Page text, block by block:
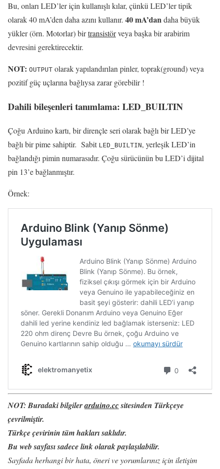
Bu, onları LED’ler için kullanışlı kılar, çünkü LED’ler tipik
olarak 40 mA’den daha azını kullanır. 40 mA’dandaha büyük
yükler (örn. Motorlar) birtransistörveya başka bir arabirim
devresini gerektirecektir.
NOT: OUTPUT olarak yapılandırılan pinler, toprak(ground) veya
pozitif güç uçlarına bağlıysa zarar görebilir !
Dahili bileşenleri tanımlama: LED_BUILTIN
Çoğu Arduino kartı, bir dirençle seri olarak bağlı bir LED’ye
bağlı bir pime sahiptir. Sabit LED_BUILTIN, yerleşik LED’in
bağlandığı pimin numarasıdır. Çoğu sürücünün bu LED’i dijital
pin 13’e bağlanmıştır.
Örnek:
NOT: Buradaki bilgilerarduino.ccsitesinden Türkçeye
çevrilmiştir.
Türkçe çevirinin tüm hakları saklıdır.
Bu web sayfası sadece link olarak paylaşılabilir.
Sayfada herhangi bir hata, öneri ve yorumlarınız için iletişim